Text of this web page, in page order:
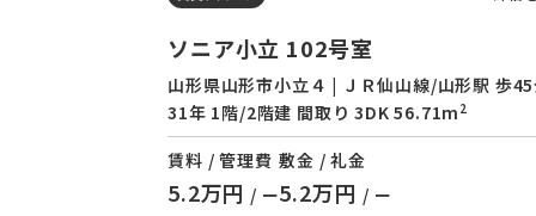
ソニア小立 102号室
山形県山形市小立４ | ＪＲ仙山線/山形駅 歩
31年 1階/2階建 間取り 3DK 56.71m 2
賃料 / 管理費
5.2万円 / ー
敷金 / 礼金
5.2万円 / ー